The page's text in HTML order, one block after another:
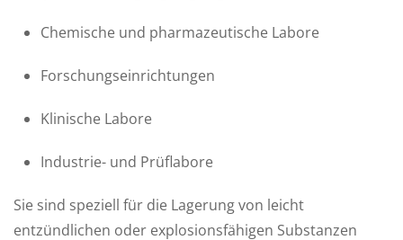
Chemische und pharmazeutische Labore
Forschungseinrichtungen
Klinische Labore
Industrie- und Prüflabore
Sie sind speziell für die Lagerung von leicht
entzündlichen oder explosionsfähigen Substanzen